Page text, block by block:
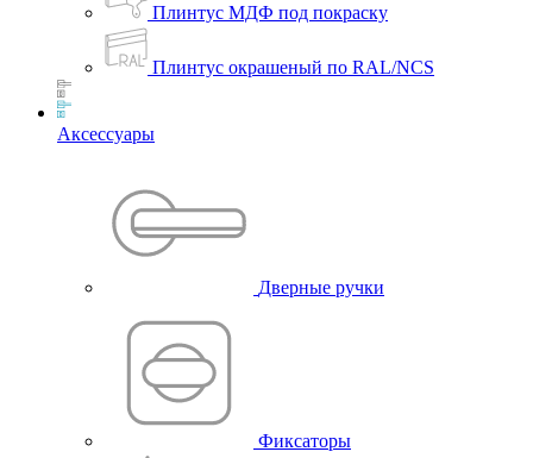
Плинтус МДФ под покраску
Плинтус окрашеный по RAL/NCS
Аксессуары
Дверные ручки
Фиксаторы